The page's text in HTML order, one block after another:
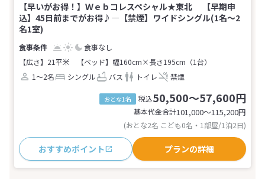
【早いがお得！】Ｗｅｂコレスペシャル★東北 【早期申
込】45日前までがお得♪―【禁煙】ワイドシングル(1名～2
名1室)
食事なし
【広さ】21平米
【ベッド】幅160cm×長さ195cm（1台）
1～2名
シングル バス トイレ 禁煙
おとな1名 税込50,500～57,600円
基本代金合計101,000〜115,200円
(おとな2名 こども0名・1部屋/1泊2日)
おすすめポイント プランの詳細